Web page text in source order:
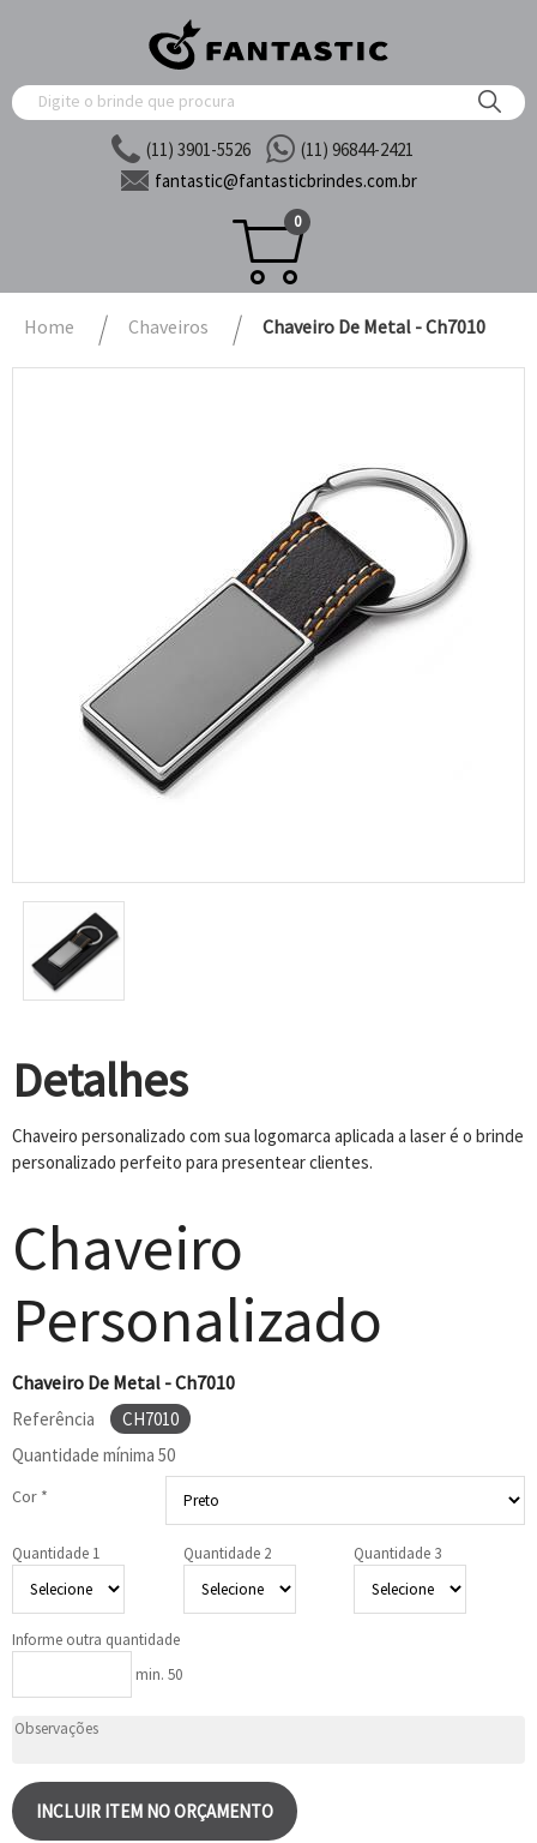
(11) 3901-5526
(11) 96844-2421
fantastic@fantasticbrindes.com.br
0
Home Chaveiros Chaveiro De Metal - Ch7010
Detalhes
Chaveiro personalizado com sua logomarca aplicada a laser é o brinde
personalizado perfeito para presentear clientes.
Chaveiro
Personalizado
Chaveiro De Metal - Ch7010
Referência
CH7010
Quantidade mínima 50
Cor *
Quantidade 1 Quantidade 2 Quantidade 3
Informe outra quantidade
min. 50
INCLUIR ITEM NO ORÇAMENTO